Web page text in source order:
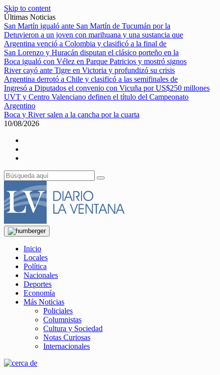
Skip to content
Últimas Noticias
San Martín igualó ante San Martín de Tucumán por la
Detuvieron a un joven con marihuana y una sustancia que
Argentina venció a Colombia y clasificó a la final de
San Lorenzo y Huracán disputan el clásico porteño en la
Boca igualó con Vélez en Parque Patricios y mostró signos
River cayó ante Tigre en Victoria y profundizó su crisis
Argentina derrotó a Chile y clasificó a las semifinales de
Ingresó a Diputados el convenio con Vicuña por US$250 millones
UVT y Centro Valenciano definen el título del Campeonato
Argentino
Boca y River salen a la cancha por la cuarta
10/08/2026
Inicio
Locales
Política
Nacionales
Deportes
Economía
Más Noticias
Policiales
Columnistas
Cultura y Sociedad
Notas Curiosas
Internacionales